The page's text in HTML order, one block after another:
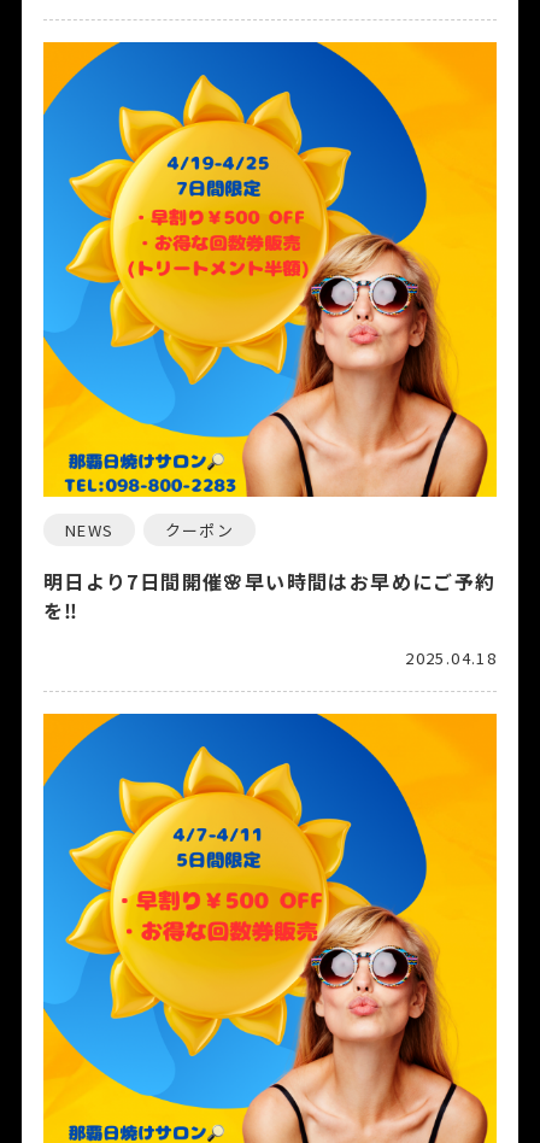
NEWS クーポン
明日より7日間開催🌸早い時間はお早めにご予約
を‼️
2025.04.18